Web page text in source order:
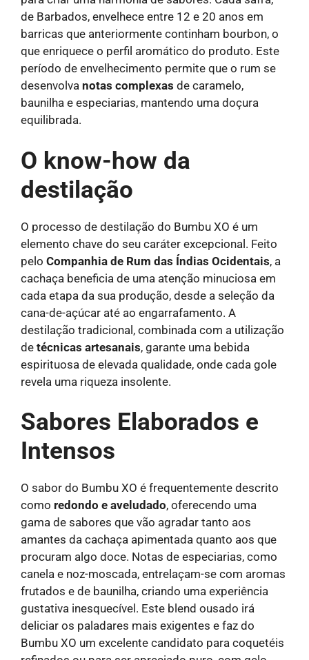
de Barbados, envelhece entre 12 e 20 anos em
barricas que anteriormente continham bourbon, o
que enriquece o perfil aromático do produto. Este
período de envelhecimento permite que o rum se
desenvolva notas complexas de caramelo,
baunilha e especiarias, mantendo uma doçura
equilibrada.
O know-how da
destilação
O processo de destilação do Bumbu XO é um
elemento chave do seu caráter excepcional. Feito
pelo Companhia de Rum das Índias Ocidentais, a
cachaça beneficia de uma atenção minuciosa em
cada etapa da sua produção, desde a seleção da
cana-de-açúcar até ao engarrafamento. A
destilação tradicional, combinada com a utilização
de técnicas artesanais, garante uma bebida
espirituosa de elevada qualidade, onde cada gole
revela uma riqueza insolente.
Sabores Elaborados e
Intensos
O sabor do Bumbu XO é frequentemente descrito
como redondo e aveludado, oferecendo uma
gama de sabores que vão agradar tanto aos
amantes da cachaça apimentada quanto aos que
procuram algo doce. Notas de especiarias, como
canela e noz-moscada, entrelaçam-se com aromas
frutados e de baunilha, criando uma experiência
gustativa inesquecível. Este blend ousado irá
deliciar os paladares mais exigentes e faz do
Bumbu XO um excelente candidato para coquetéis